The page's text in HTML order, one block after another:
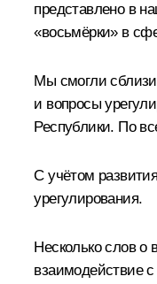
представлено в
«восьмёрки» в
Мы смогли
и вопросы
Республики. По
С учётом
урегулирования.
Несколько слов о
взаимодействие